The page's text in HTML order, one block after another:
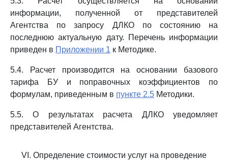
информации, полученной от представителей
Агентства по запросу ДЛКО по состоянию на
последнюю актуальную дату. Перечень информации
приведен в Приложении 1 к Методике.
5.4. Расчет производится на основании базового
тарифа БУ и поправочных коэффициентов по
формулам, приведенным в пункте 2.5 Методики.
5.5. О результатах расчета ДЛКО уведомляет
представителей Агентства.
VI. Определение стоимости услуг на проведение